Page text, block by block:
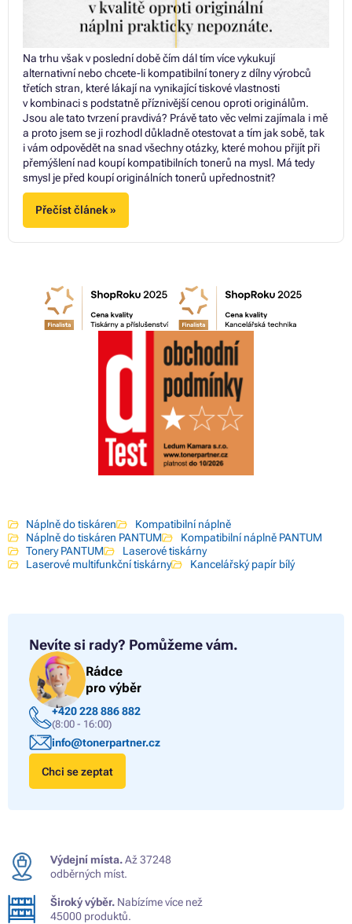
Na trhu však v poslední době čím dál tím více vykukují
alternativní nebo chcete-li kompatibilní tonery z dílny výrobců
třetích stran, které lákají na vynikající tiskové vlastnosti
v kombinaci s podstatně příznivější cenou oproti originálům.
Jsou ale tato tvrzení pravdivá? Právě tato věc velmi zajímala i mě
a proto jsem se ji rozhodl důkladně otestovat a tím jak sobě, tak
i vám odpovědět na snad všechny otázky, které mohou přijít při
přemýšlení nad koupí kompatibilních tonerů na mysl. Má tedy
smysl je před koupí originálních tonerů upřednostnit?
Přečíst článek »
Náplně do tiskáren
Kompatibilní náplně
Náplně do tiskáren PANTUM
Kompatibilní náplně PANTUM
Tonery PANTUM
Laserové tiskárny
Laserové multifunkční tiskárny
Kancelářský papír bílý
Nevíte si rady? Pomůžeme vám.
Rádce
pro výběr
+420 228 886 882
(8:00 - 16:00)
info@tonerpartner.cz
Chci se zeptat
Výdejní místa.Až 37248
odběrných míst.
Široký výběr. Nabízíme více než
45000 produktů.